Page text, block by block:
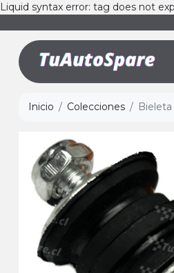
Liquid syntax error: tag does not
Inicio Colecciones